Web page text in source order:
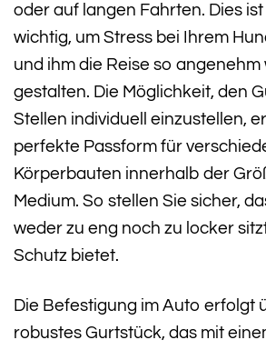
oder auf langen Fahrten. Dies
wichtig, um Stress bei Ihrem
und ihm die Reise so angenehm
gestalten. Die Möglichkeit, den
Stellen individuell einzustellen,
perfekte Passform für
Körperbauten innerhalb der
Medium. So stellen Sie sicher,
weder zu eng noch zu locker
Schutz bietet.
Die Befestigung im Auto erfolgt
robustes Gurtstück, das mit